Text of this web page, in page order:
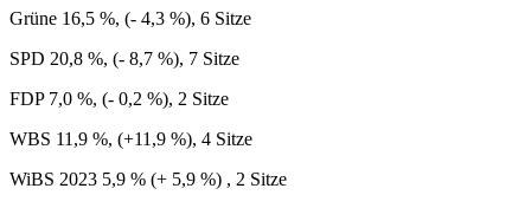
Grüne 16,5 %, (- 4,3 %), 6 Sitze
SPD 20,8 %, (- 8,7 %), 7 Sitze
FDP 7,0 %, (- 0,2 %), 2 Sitze
WBS 11,9 %, (+11,9 %), 4 Sitze
WiBS 2023 5,9 % (+ 5,9 %) , 2 Sitze